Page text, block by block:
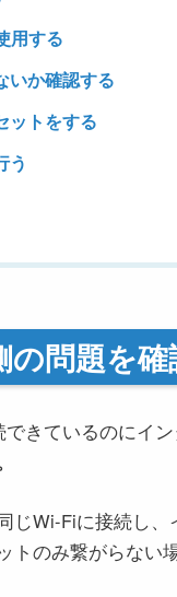
用する
いか確認する
ットをする
う
問題を確
きているのにイ
じWi-Fiに接続し
トのみ繋がらない